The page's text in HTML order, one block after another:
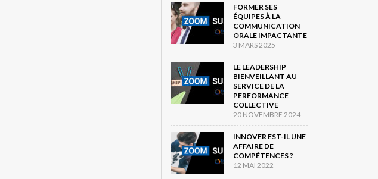
FORMER SES
ÉQUIPES À LA
COMMUNICATION
ORALE IMPACTANTE
3 MARS 2025
LE LEADERSHIP
BIENVEILLANT AU
SERVICE DE LA
PERFORMANCE
COLLECTIVE
20 NOVEMBRE 2024
INNOVER EST-IL UNE
AFFAIRE DE
COMPÉTENCES ?
12 MAI 2022